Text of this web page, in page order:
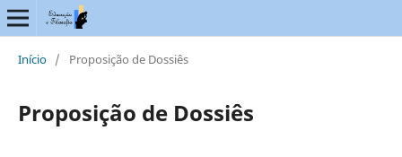
Início / Proposição de Dossiês
Proposição de Dossiês